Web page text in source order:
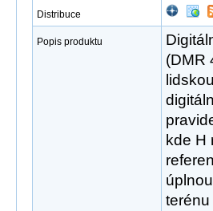
Distribuce
Popis produktu
(DMR
kde H